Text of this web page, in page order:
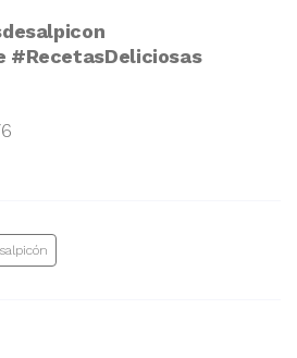
#RecetasDeliciosas
salpicón